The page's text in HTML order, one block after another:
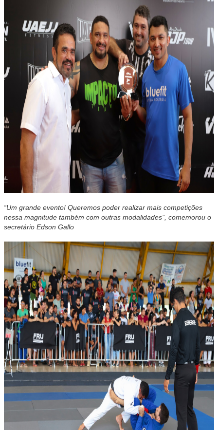
“Um grande evento! Queremos poder realizar mais competições
nessa magnitude também com outras modalidades”, comemorou o
secretário Edson Gallo